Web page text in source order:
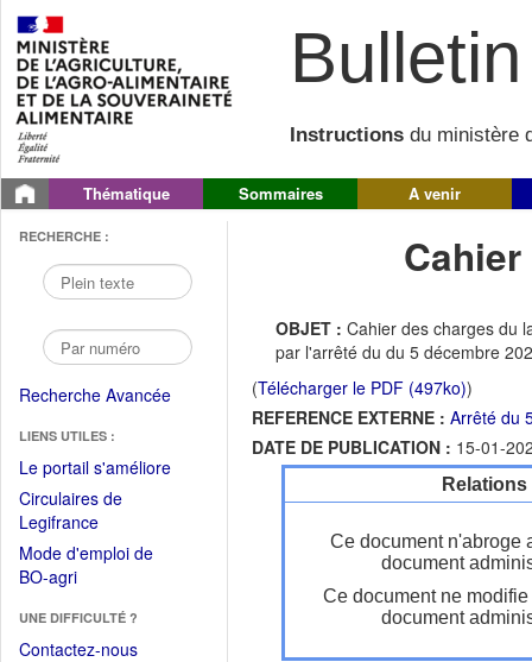
Instructions du ministère
Thématique Sommaires A venir
RECHERCHE :
Recherche Avancée
LIENS UTILES :
Le portail s'améliore(Fichier
Circulaires de
Legifrance(Ouvrir
dans
une
fenêtre)
Mode d'emploi de
BO-agri(Ouvrir
une
nouvelle
UNE DIFFICULTÉ ?
Contactez-nous
OBJET : Cahier des charges du
par l'arrêté du du 5 décembre
(Télécharger le PDF (497ko))
REFERENCE EXTERNE : Arrêté du
DATE DE PUBLICATION : 15-01-
Ce document n'abroge
document
Ce document ne
document